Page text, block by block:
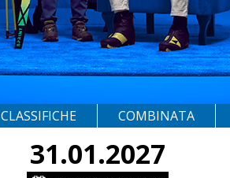
CLASSIFICHE COMBINATA
31.01.2027